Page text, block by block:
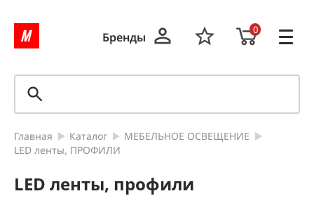
Бренды
0
Главная Каталог
МЕБЕЛЬНОЕ ОСВЕЩЕНИЕ
LED ленты, ПРОФИЛИ
LED ленты, профили